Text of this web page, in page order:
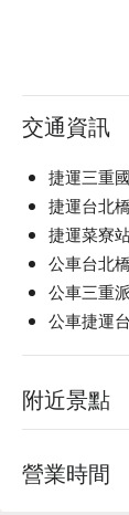
交通資訊
捷運三重
捷運台北
捷運菜寮
公車台北
公車三重
公車捷運
附近景點
營業時間